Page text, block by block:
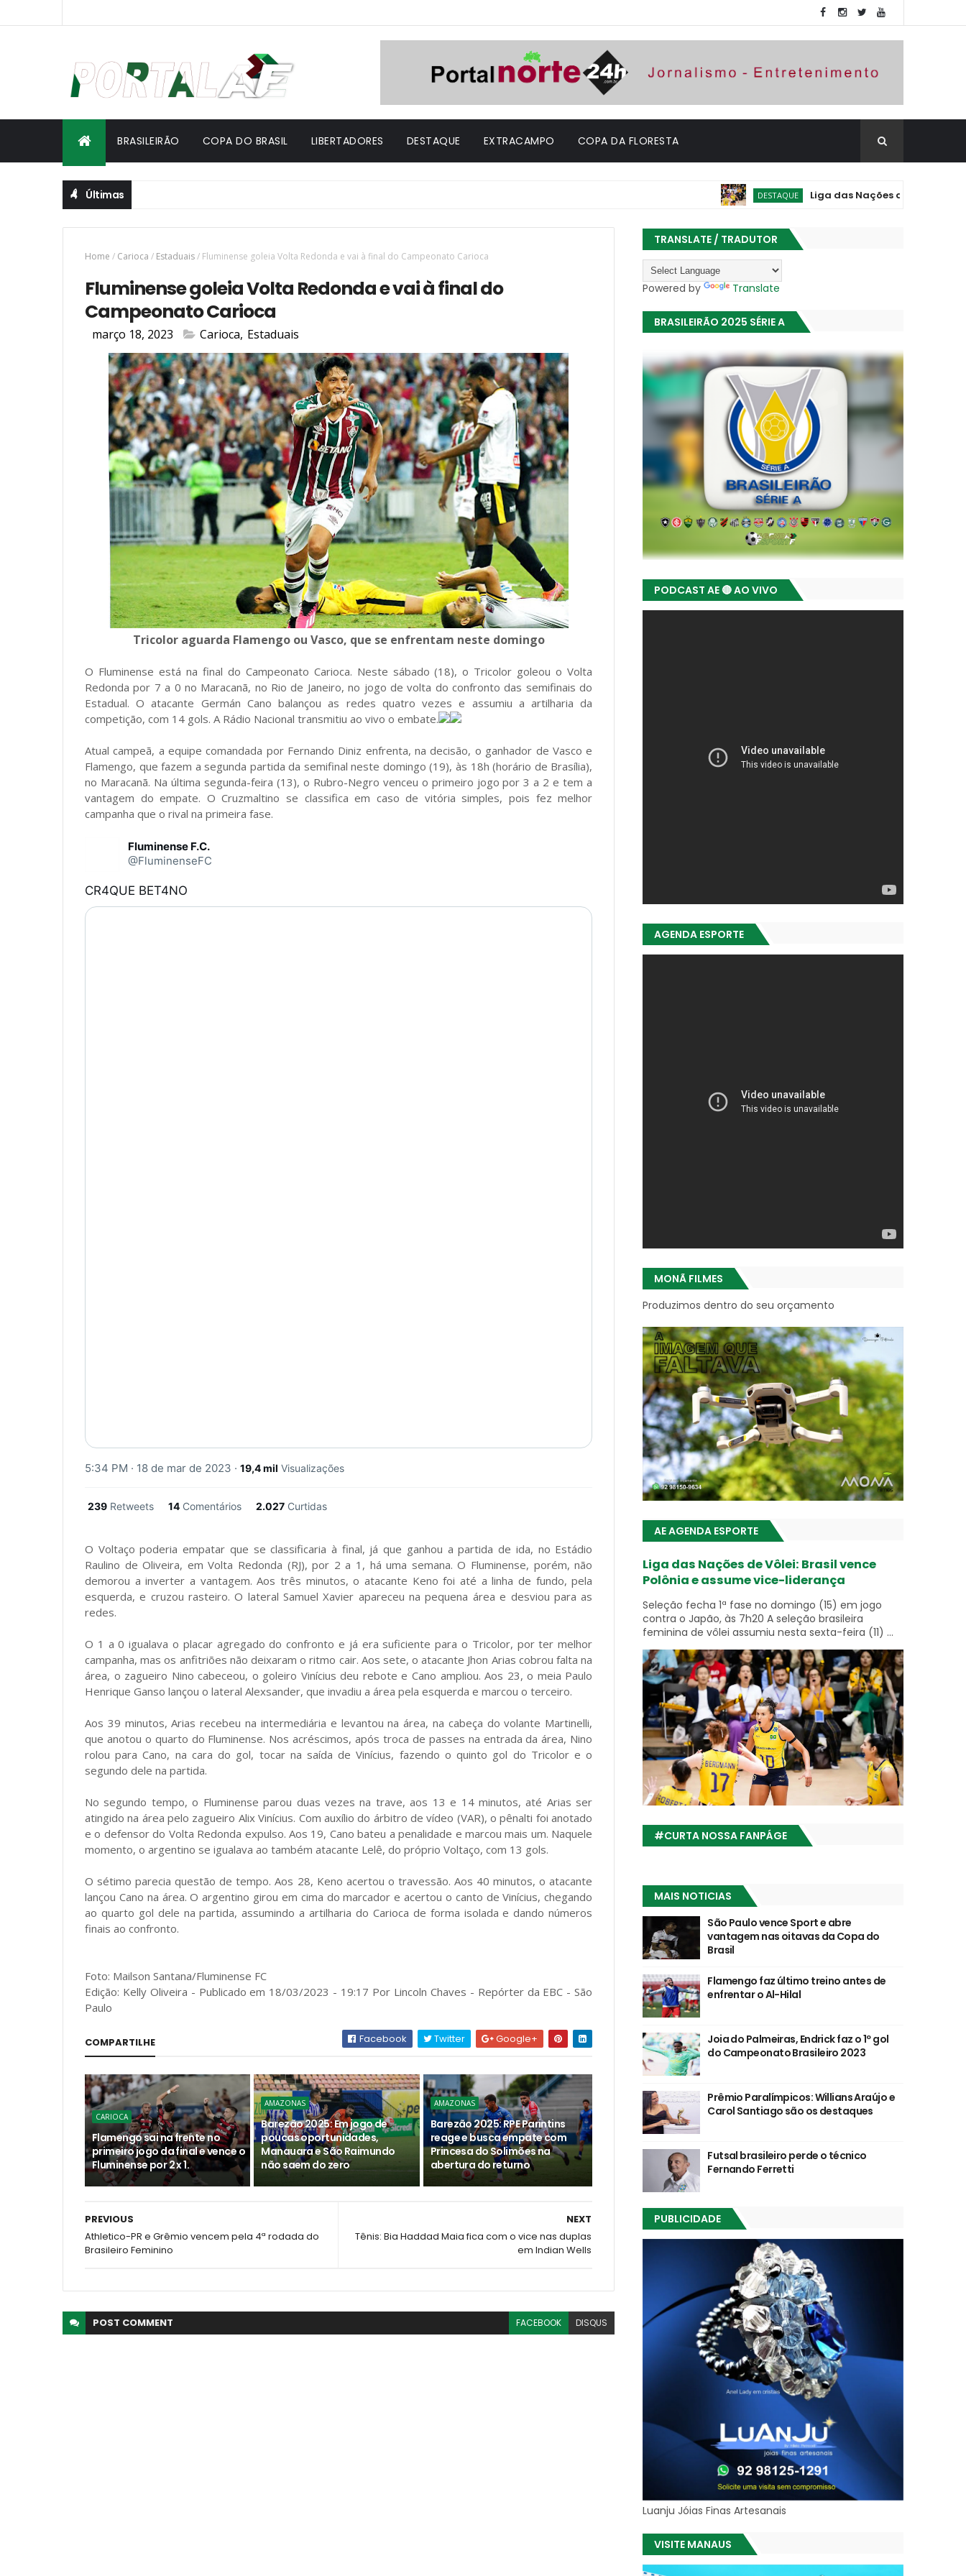
BRASILEIRÃO COPA DO BRASIL LIBERTADORES DESTAQUE EXTRACAMPO COPA DA FLORESTA
Últimas DESTAQUE Liga das Nações de Vôlei: Brasil vence
Home / Carioca / Estaduais/ Fluminense goleia Volta Redonda e vai à final do Campeonato Carioca
Fluminense goleia Volta Redonda e vai à final do
Campeonato Carioca
março 18, 2023 Carioca, Estaduais
Tricolor aguarda Flamengo ou Vasco, que se enfrentam neste domingo
O Fluminense está na final do Campeonato Carioca. Neste sábado (18), o Tricolor goleou o Volta
Redonda por 7 a 0 no Maracanã, no Rio de Janeiro, no jogo de volta do confronto das semifinais do
Estadual. O atacante Germán Cano balançou as redes quatro vezes e assumiu a artilharia da
competição, com 14 gols. A Rádio Nacional transmitiu ao vivo o embate.
Atual campeã, a equipe comandada por Fernando Diniz enfrenta, na decisão, o ganhador de Vasco e
Flamengo, que fazem a segunda partida da semifinal neste domingo (19), às 18h (horário de Brasília),
no Maracanã. Na última segunda-feira (13), o Rubro-Negro venceu o primeiro jogo por 3 a 2 e tem a
vantagem do empate. O Cruzmaltino se classifica em caso de vitória simples, pois fez melhor
campanha que o rival na primeira fase.
Fluminense F.C.
@FluminenseFC
CR4QUE BET4NO
5:34 PM · 18 de mar de 2023 · 19,4 mil Visualizações
239 Retweets 14 Comentários 2.027 Curtidas
O Voltaço poderia empatar que se classificaria à final, já que ganhou a partida de ida, no Estádio
Raulino de Oliveira, em Volta Redonda (RJ), por 2 a 1, há uma semana. O Fluminense, porém, não
demorou a inverter a vantagem. Aos três minutos, o atacante Keno foi até a linha de fundo, pela
esquerda, e cruzou rasteiro. O lateral Samuel Xavier apareceu na pequena área e desviou para as
redes.
O 1 a 0 igualava o placar agregado do confronto e já era suficiente para o Tricolor, por ter melhor
campanha, mas os anfitriões não deixaram o ritmo cair. Aos sete, o atacante Jhon Arias cobrou falta na
área, o zagueiro Nino cabeceou, o goleiro Vinícius deu rebote e Cano ampliou. Aos 23, o meia Paulo
Henrique Ganso lançou o lateral Alexsander, que invadiu a área pela esquerda e marcou o terceiro.
Aos 39 minutos, Arias recebeu na intermediária e levantou na área, na cabeça do volante Martinelli,
que anotou o quarto do Fluminense. Nos acréscimos, após troca de passes na entrada da área, Nino
rolou para Cano, na cara do gol, tocar na saída de Vinícius, fazendo o quinto gol do Tricolor e o
segundo dele na partida.
No segundo tempo, o Fluminense parou duas vezes na trave, aos 13 e 14 minutos, até Arias ser
atingido na área pelo zagueiro Alix Vinícius. Com auxílio do árbitro de vídeo (VAR), o pênalti foi anotado
e o defensor do Volta Redonda expulso. Aos 19, Cano bateu a penalidade e marcou mais um. Naquele
momento, o argentino se igualava ao também atacante Lelê, do próprio Voltaço, com 13 gols.
O sétimo parecia questão de tempo. Aos 28, Keno acertou o travessão. Aos 40 minutos, o atacante
lançou Cano na área. O argentino girou em cima do marcador e acertou o canto de Vinícius, chegando
ao quarto gol dele na partida, assumindo a artilharia do Carioca de forma isolada e dando números
finais ao confronto.
Foto: Mailson Santana/Fluminense FC
Edição: Kelly Oliveira - Publicado em 18/03/2023 - 19:17 Por Lincoln Chaves - Repórter da EBC - São
Paulo
COMPARTILHE Facebook Twitter Google+
CARIOCA
Flamengo sai na frente no
primeiro jogo da final e vence o
Fluminense por 2 x 1.
AMAZONAS
Barezão 2025: Em jogo de
poucas oportunidades,
Manauara e São Raimundo
não saem do zero
AMAZONAS
Barezão 2025: RPE Parintins
reage e busca empate com
Princesa do Solimões na
abertura do returno
NEXT
Tênis: Bia Haddad Maia fica com o vice nas duplas
em Indian Wells
PREVIOUS
Athletico-PR e Grêmio vencem pela 4ª rodada do
Brasileiro Feminino
POST COMMENT FACEBOOK DISQUS
TRANSLATE / TRADUTOR
Powered by Translate
BRASILEIRÃO 2025 SÉRIE A
PODCAST AE 🔴 AO VIVO
AGENDA ESPORTE
MONÃ FILMES
Produzimos dentro do seu orçamento
AE AGENDA ESPORTE
Liga das Nações de Vôlei: Brasil vence
Polônia e assume vice-liderança
Seleção fecha 1ª fase no domingo (15) em jogo
contra o Japão, às 7h20 A seleção brasileira
feminina de vôlei assumiu nesta sexta-feira (11) ...
#CURTA NOSSA FANPÁGE
MAIS NOTICIAS
São Paulo vence Sport e abre
vantagem nas oitavas da Copa do
Brasil
Flamengo faz último treino antes de
enfrentar o Al-Hilal
Joia do Palmeiras, Endrick faz o 1º gol
do Campeonato Brasileiro 2023
Prêmio Paralímpicos: Willians Araújo e
Carol Santiago são os destaques
Futsal brasileiro perde o técnico
Fernando Ferretti
PUBLICIDADE
Luanju Jóias Finas Artesanais
VISITE MANAUS